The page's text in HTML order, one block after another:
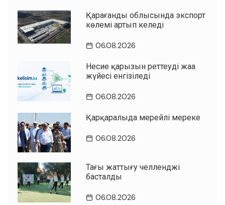
Қарағанды облысында экспорт
көлемі артып келеді
06.08.2026
Несие қарызын реттеудің жаңа
жүйесі енгізіледі
06.08.2026
Қарқаралыда мерейлі мереке
06.08.2026
Таңғы жаттығу челленджі
басталды
06.08.2026